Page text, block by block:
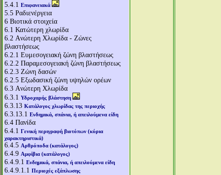
5.4.1 Επιφανειακά
5.5 Ραδιενέργεια
6 Βιοτικά στοιχεία
6.1 Κατώτερη χλωρίδα
6.2 Aνώτερη Χλωρίδα - Ζώνες
βλαστήσεως
6.2.1 Ευμεσογειακή ζώνη βλαστήσεως
6.2.2 Παραμεσογειακή ζώνη βλαστήσεως
6.2.3 Ζώνη δασών
6.2.5 Εξωδασική ζώνη υψηλών ορέων
6.3 Aνώτερη Χλωρίδα
6.3.1 Υδροχαρής βλάστηση
6.3.13 Κατάλογος χλωρίδας της περιοχής
6.3.13.1 Ενδημικά, σπάνια, ή απειλούμενα είδη
6.4 Πανίδα
6.4.1 Γενική περιγραφή βιοτόπων (κύρια
χαρακτηριστικά)
6.4.5 Αρθρόποδα (κατάλογος)
6.4.9 Αμφίβια (κατάλογος)
6.4.9.1 Ενδημικά, σπάνια, ή απειλούμενα είδη
6.4.9.1.1 Περιοχές εξάπλωσης